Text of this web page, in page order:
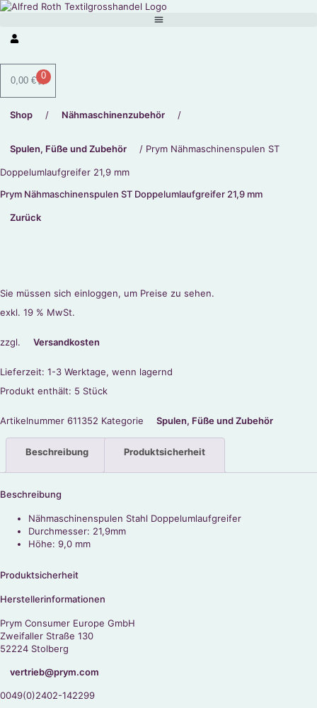
0,00 € 0
Shop / Nähmaschinenzubehör /
Spulen, Füße und Zubehör / Prym Nähmaschinenspulen ST
Doppelumlaufgreifer 21,9 mm
Prym Nähmaschinenspulen ST Doppelumlaufgreifer 21,9 mm
Zurück
Sie müssen sich einloggen, um Preise zu sehen.
exkl. 19 % MwSt.
zzgl. Versandkosten
Lieferzeit: 1-3 Werktage, wenn lagernd
Produkt enthält: 5 Stück
Artikelnummer 611352 Kategorie Spulen, Füße und Zubehör
Beschreibung Produktsicherheit
Beschreibung
Nähmaschinenspulen Stahl Doppelumlaufgreifer
Durchmesser: 21,9mm
Höhe: 9,0 mm
Produktsicherheit
Herstellerinformationen
Prym Consumer Europe GmbH
Zweifaller Straße 130
52224 Stolberg
vertrieb@prym.com
0049(0)2402-142299